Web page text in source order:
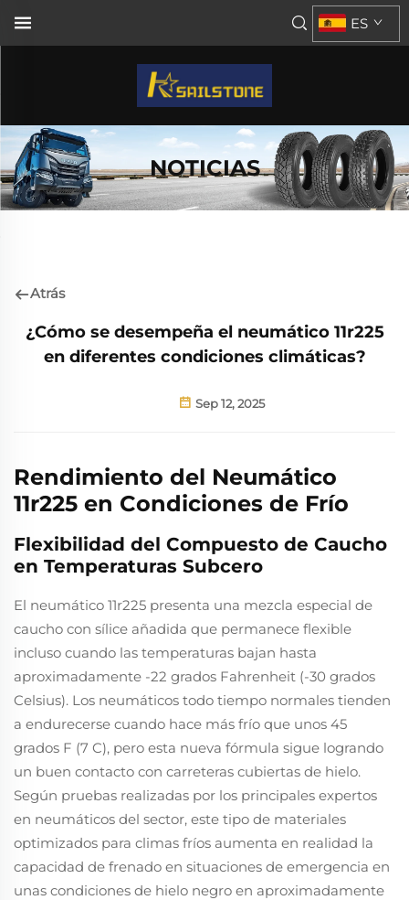
ES
NOTICIAS
Atrás
¿Cómo se desempeña el neumático 11r225
en diferentes condiciones climáticas?
Sep 12, 2025
Rendimiento del Neumático
11r225 en Condiciones de Frío
Flexibilidad del Compuesto de Caucho
en Temperaturas Subcero
El neumático 11r225 presenta una mezcla especial de
caucho con sílice añadida que permanece flexible
incluso cuando las temperaturas bajan hasta
aproximadamente -22 grados Fahrenheit (-30 grados
Celsius). Los neumáticos todo tiempo normales tienden
a endurecerse cuando hace más frío que unos 45
grados F (7 C), pero esta nueva fórmula sigue logrando
un buen contacto con carreteras cubiertas de hielo.
Según pruebas realizadas por los principales expertos
en neumáticos del sector, este tipo de materiales
optimizados para climas fríos aumenta en realidad la
capacidad de frenado en situaciones de emergencia en
unas condiciones de hielo negro en aproximadamente